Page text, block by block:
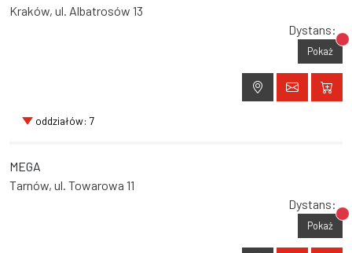
Kraków, ul. Albatrosów 13
Dystans:
Pokaż
oddziałów: 7
MEGA
Tarnów, ul. Towarowa 11
Dystans:
Pokaż